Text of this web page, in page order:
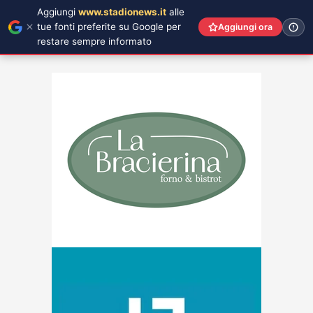
Aggiungi www.stadionews.it alle
tue fonti preferite su Google per
restare sempre informato
Aggiungi ora